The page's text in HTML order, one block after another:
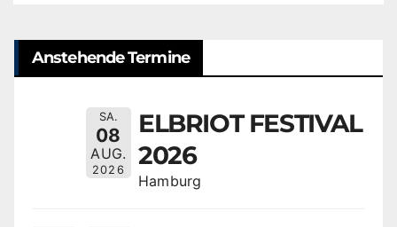
Anstehende Termine
SA.
08
AUG.
2026
ELBRIOT FESTIVAL
2026
Hamburg